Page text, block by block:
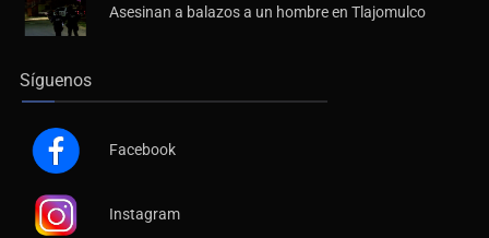
Asesinan a balazos a un hombre en Tlajomulco
Síguenos
Facebook
Instagram